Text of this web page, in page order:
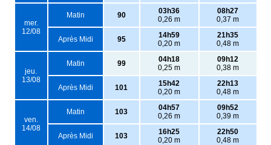
mer.
12/08
Matin 90
03h36
0,26 m
08h27
0,37 m
Après Midi 95
14h59
0,20 m
21h35
0,48 m
jeu.
13/08
Matin 99
04h18
0,25 m
09h12
0,38 m
Après Midi 101
15h42
0,20 m
22h13
0,48 m
ven.
14/08
Matin 103
04h57
0,26 m
09h52
0,39 m
Après Midi 103
16h25
0,20 m
22h50
0,48 m